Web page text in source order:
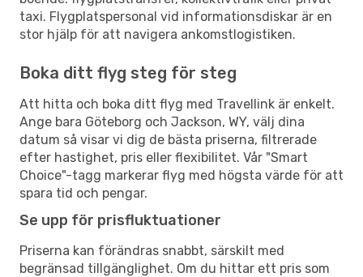
taxi. Flygplatspersonal vid informationsdiskar är en
stor hjälp för att navigera ankomstlogistiken.
Boka ditt flyg steg för steg
Att hitta och boka ditt flyg med Travellink är enkelt.
Ange bara Göteborg och Jackson, WY, välj dina
datum så visar vi dig de bästa priserna, filtrerade
efter hastighet, pris eller flexibilitet. Vår "Smart
Choice"-tagg markerar flyg med högsta värde för att
spara tid och pengar.
Se upp för prisfluktuationer
Priserna kan förändras snabbt, särskilt med
begränsad tillgänglighet. Om du hittar ett pris som